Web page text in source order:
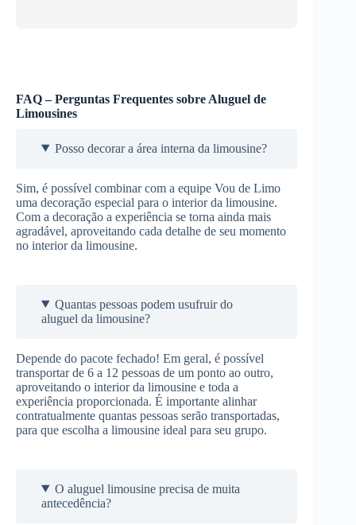
FAQ – Perguntas Frequentes sobre Aluguel de
Limousines
Posso decorar a área interna da limousine?
Sim, é possível combinar com a equipe Vou de Limo
uma decoração especial para o interior da limousine.
Com a decoração a experiência se torna ainda mais
agradável, aproveitando cada detalhe de seu momento
no interior da limousine.
Quantas pessoas podem usufruir do
aluguel da limousine?
Depende do pacote fechado! Em geral, é possível
transportar de 6 a 12 pessoas de um ponto ao outro,
aproveitando o interior da limousine e toda a
experiência proporcionada. É importante alinhar
contratualmente quantas pessoas serão transportadas,
para que escolha a limousine ideal para seu grupo.
O aluguel limousine precisa de muita
antecedência?